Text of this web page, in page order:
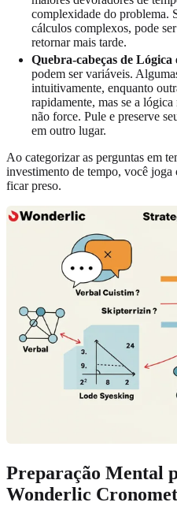
complexidade do problema.
cálculos complexos, pode
retornar mais tarde.
Quebra-cabeças de
podem ser variáveis.
intuitivamente, enquanto
rapidamente, mas se a
não force. Pule e preserve
em outro lugar.
Ao categorizar as perguntas em
investimento de tempo, você joga
ficar preso.
Preparação Mental
Wonderlic